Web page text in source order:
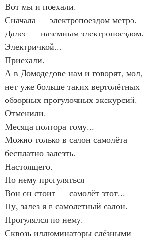
Вот мы и поехали.
Сначала — электропоездом метро.
Далее — наземным электропоездом.
Электричкой...
Приехали.
А в Домодедове нам и говорят, мол,
нет уже больше таких вертолётных
обзорных прогулочных экскурсий.
Отменили.
Месяца полтора тому...
Можно только в салон самолёта
бесплатно залезть.
Настоящего.
По нему прогуляться
Вон он стоит — самолёт этот...
Ну, залез я в самолётный салон.
Прогулялся по нему.
Сквозь иллюминаторы слёзными